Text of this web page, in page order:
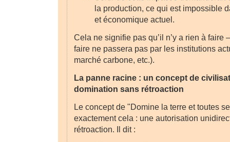
la production, ce qui est impossible
et économique actuel.
Cela ne signifie pas qu’il n’y a rien à faire
faire ne passera pas par les institutions
marché carbone, etc.).
La panne racine : un concept de
domination sans rétroaction
Le concept de "Domine la terre et toutes
exactement cela : une autorisation
rétroaction. Il dit :